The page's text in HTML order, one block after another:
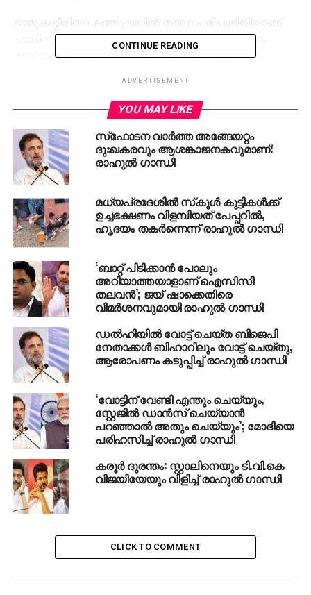
പാകിസ്താന് കടുത്ത മുന്നറിയിപ്പ് നല്‍കുന്നതിനിടെ
രാജ്‌നാഥിന്റെ പ്രസ്താവന. മതാടിസ്ഥാനത്തില്‍
മതാടിസ്ഥാനത്തില്‍ ഇന്ത്യയെ ഒരിക്കല്‍ കൂടി
വിഭജിക്കാന്‍ അനുവദിക്കില്ലെന്നും രാജ്‌നാഥ് പറഞ്ഞു.
തീവ്രാവദം ഭീരുക്കളുടെ പ്രവൃത്തിയാണെന്നും
ധൈര്യശാലികള്‍ക്ക് ചേര്‍ന്നതല്ലെന്നും ഇന്ത്യയെ
അക്രമിച്ചാല്‍ തിരിച്ചടി നല്‍കുമെന്നും രാജ്‌നാഥ് സിങ്
പറഞ്ഞു.
Yes Rajnath Singhji
Pakistan is trying to divide
India along religious
lines;has it struck you
that you &your boss have
been doing the same?
— Rahul Gandhi
(@RahulGandhi)December
11, 2016
RELATED TOPICS: RAHUL GANDHI
UP NEXT
ബെല്‍ഫോര്‍ട്ടിന്റെ തോളിലേറി മഞ്ഞക്കടല്‍;
ആദ്യ പാദത്തില്‍ ബ്ലാസ്റ്റേഴ്‌സ്
DON'T MISS
പത്തു കഷ്ണമാകും: രാജ്‌നാഥ് സിങ്‌
CONTINUE READING
ADVERTISEMENT
YOU MAY LIKE
സ്‌ഫോടന വാര്‍ത്ത അങ്ങേയറ്റം
ദുഃഖകരവും ആശങ്കാജനകവുമാണ്:
രാഹുല്‍ ഗാന്ധി
മധ്യപ്രദേശില്‍ സ്‌കൂള്‍ കുട്ടികള്‍ക്ക്
ഉച്ചഭക്ഷണം വിളമ്പിയത്‌ പേപ്പറില്‍,
ഹൃദയം തകര്‍ന്നെന്ന് രാഹുല്‍ ഗാന്ധി
‘ബാറ്റ് പിടിക്കാൻ പോലും
അറിയാത്തയാളാണ് ഐസിസി
തലവൻ’; ജയ് ഷാക്കെതിരെ
വിമർശനവുമായി രാഹുൽ ഗാന്ധി
ഡല്‍ഹിയില്‍ വോട്ട് ചെയ്ത ബിജെപി
നേതാക്കള്‍ ബിഹാറിലും വോട്ട് ചെയ്തു,
ആരോപണം കടുപ്പിച്ച് രാഹുല്‍ ഗാന്ധി
‘വോട്ടിന് വേണ്ടി എന്തും ചെയ്യും,
സ്റ്റേജിൽ ഡാൻസ് ചെയ്യാൻ
പറഞ്ഞാൽ അതും ചെയ്യും’; മോദിയെ
പരിഹസിച്ച് രാഹുൽ ഗാന്ധി
കരൂര്‍ ദുരന്തം: സ്റ്റാലിനെയും ടി.വി.കെ
വിജയിയേയും വിളിച്ച് രാഹുല്‍ ഗാന്ധി
CLICK TO COMMENT